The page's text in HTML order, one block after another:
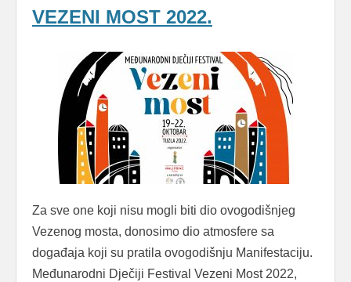
VEZENI MOST 2022.
Za sve one koji nisu mogli biti dio ovogodišnjeg
Vezenog mosta, donosimo dio atmosfere sa
događaja koji su pratila ovogodišnju Manifestaciju.
Međunarodni Dječiji Festival Vezeni Most 2022,